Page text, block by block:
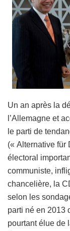
Un an après la
l’Allemagne et
le parti de
(« Alternative für
électoral
communiste,
chancelière, la
selon les
parti né en 2013
pourtant élue de